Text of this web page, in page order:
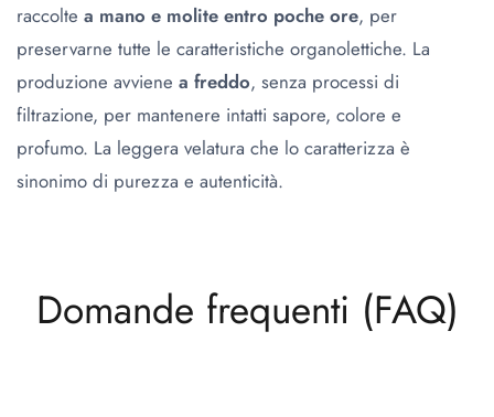
raccolte a mano e molite entro poche ore, per
preservarne tutte le caratteristiche organolettiche. La
produzione avviene a freddo, senza processi di
filtrazione, per mantenere intatti sapore, colore e
profumo. La leggera velatura che lo caratterizza è
sinonimo di purezza e autenticità.
Domande frequenti (FAQ)